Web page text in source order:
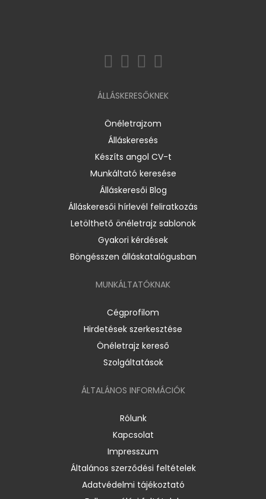
ÁLLÁSKERESŐKNEK
Önéletrajzom
Álláskeresés
Készíts angol CV-t
Munkáltató keresése
Álláskeresői Blog
Álláskeresői hírlevél feliratkozás
Letölthető önéletrajz sablonok
Gyakori kérdések
Böngésszen álláskatalógusban
MUNKÁLTATÓKNAK
Cégprofilom
Hirdetések szerkesztése
Önéletrajz kereső
Szolgáltatások
ÁLTALÁNOS INFORMÁCIÓK
Rólunk
Kapcsolat
Impresszum
Általános szerződési feltételek
Adatvédelmi tájékoztató